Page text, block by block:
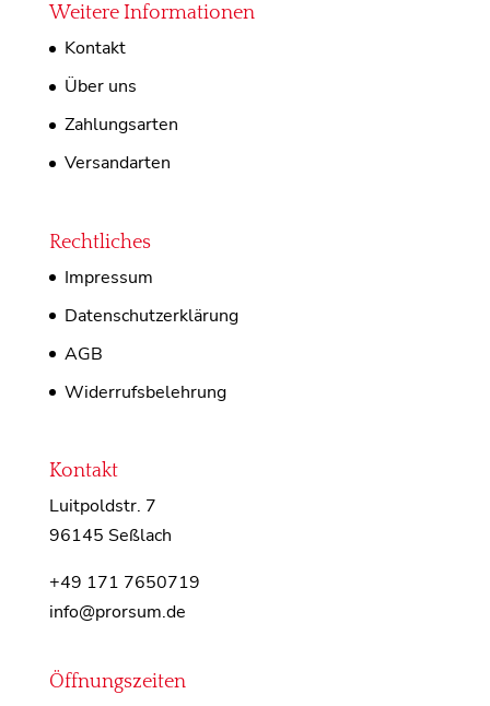
Weitere Informationen
Kontakt
Über uns
Zahlungsarten
Versandarten
Rechtliches
Impressum
Datenschutzerklärung
AGB
Widerrufsbelehrung
Kontakt
Luitpoldstr. 7
96145 Seßlach
+49 171 7650719
info@prorsum.de
Öffnungszeiten